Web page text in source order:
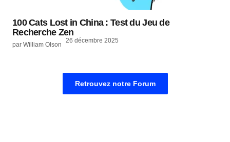
100 Cats Lost in China : Test du Jeu de
Recherche Zen
par William Olson
26 décembre 2025
Retrouvez notre Forum